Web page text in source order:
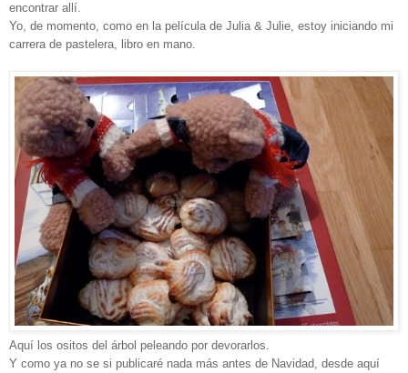
encontrar allí.
Yo, de momento, como en la película de Julia & Julie, estoy iniciando mi
carrera de pastelera, libro en mano.
Aquí los ositos del árbol peleando por devorarlos.
Y como ya no se si publicaré nada más antes de Navidad, desde aquí